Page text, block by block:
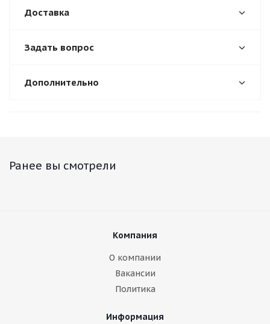
Доставка
Задать вопрос
Дополнительно
Ранее вы смотрели
Компания
О компании
Вакансии
Политика
Информация